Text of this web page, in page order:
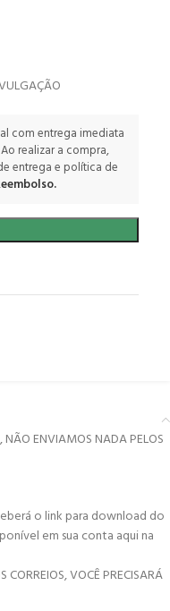
com entrega imediata
realizar a compra,
entrega e política de
, NÃO ENVIAMOS NADA PELOS
o link para download do
em sua conta aqui na
VOCÊ PRECISARÁ